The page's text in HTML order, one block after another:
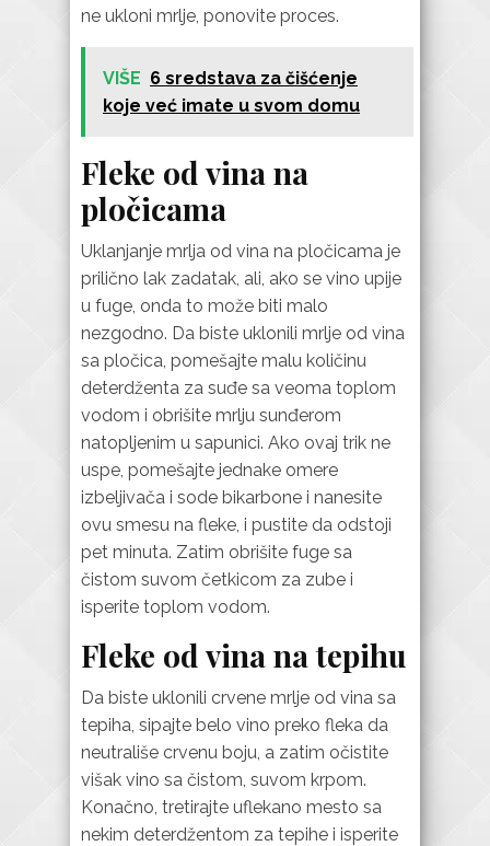
ne ukloni mrlje, ponovite proces.
VIŠE 6 sredstava za čišćenje
koje već imate u svom domu
Fleke od vina na
pločicama
Uklanjanje mrlja od vina na pločicama je
prilično lak zadatak, ali, ako se vino upije
u fuge, onda to može biti malo
nezgodno. Da biste uklonili mrlje od vina
sa pločica, pomešajte malu količinu
deterdženta za suđe sa veoma toplom
vodom i obrišite mrlju sunđerom
natopljenim u sapunici. Ako ovaj trik ne
uspe, pomešajte jednake omere
izbeljivača i sode bikarbone i nanesite
ovu smesu na fleke, i pustite da odstoji
pet minuta. Zatim obrišite fuge sa
čistom suvom četkicom za zube i
isperite toplom vodom.
Fleke od vina na tepihu
Da biste uklonili crvene mrlje od vina sa
tepiha, sipajte belo vino preko fleka da
neutrališe crvenu boju, a zatim očistite
višak vino sa čistom, suvom krpom.
Konačno, tretirajte uflekano mesto sa
nekim deterdžentom za tepihe i isperite